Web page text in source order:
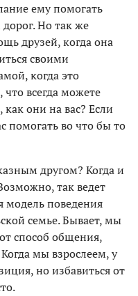
ему помогать
Но так же
друзей, когда она
своими
когда это
всегда можете
как они на вас? Если
помогать во что бы то
другом? Когда и
так ведет
модель поведения
семье. Бывает, мы
способ общения,
мы взрослеем, у
но избавиться от